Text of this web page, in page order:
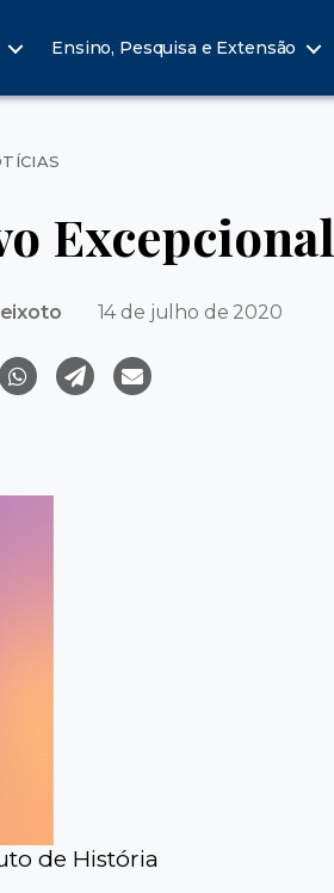
Ensino, Pesquisa e Extensão
Categorias
Excepcional
14 de julho de 2020
de História